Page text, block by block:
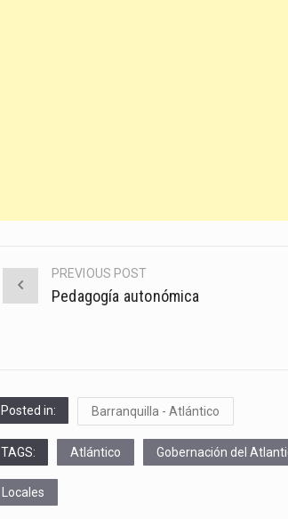
Post
navigation
PREVIOUS POST
Pedagogía autonómica
Posted in: Barranquilla - Atlántico
TAGS: Atlántico Gobernación del
Locales